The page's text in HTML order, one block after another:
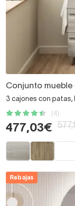
Conjunto mueble
3 cajones con patas,
(4)
477,03€
Rebajas